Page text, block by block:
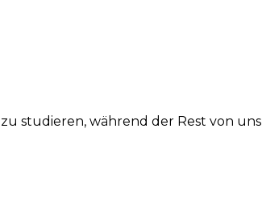
studieren, während der Rest von uns